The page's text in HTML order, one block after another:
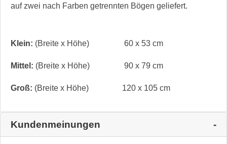
auf zwei nach Farben getrennten Bögen geliefert.
Klein: (Breite x Höhe) 60 x 53 cm
Mittel: (Breite x Höhe) 90 x 79 cm
Groß: (Breite x Höhe) 120 x 105 cm
Kundenmeinungen